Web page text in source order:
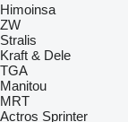
Himoinsa
ZW
Stralis
Kraft & Dele
TGA
Manitou
MRT
Actros Sprinter